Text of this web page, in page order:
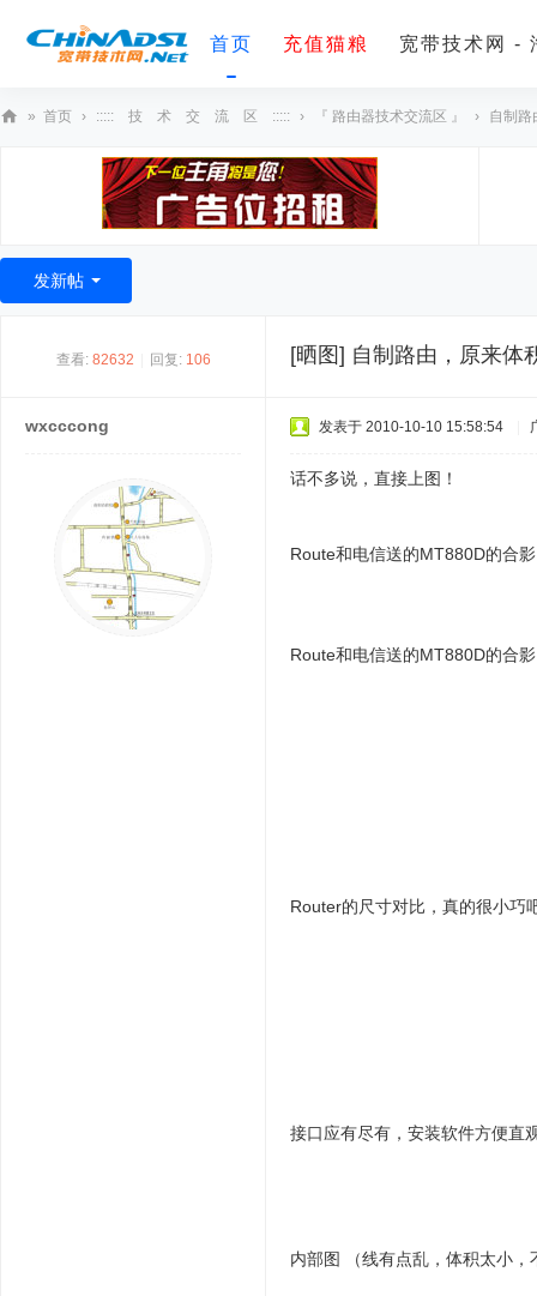
首页 充值猫粮 宽带技术网 -
术
» 首页 › ::::: 技 术 交 流 区 ::::: › 『 路由器技术交流区 』 › 自制路
发新帖
查看: 82632 回复: 106 [晒图] 自制路由，原来体
wxcccong 发表于 2010-10-10 15:58:54
话不多说，直接上图！
Route和电信送的MT880D的合影
Route和电信送的MT880D的合影
Router的尺寸对比，真的很小巧
接口应有尽有，安装软件方便直
内部图 （线有点乱，体积太小